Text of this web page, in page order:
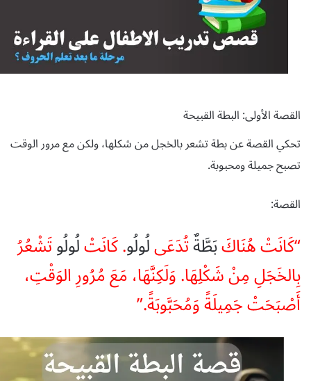
القصة الأولى: البطة القبيحة
تحكي القصة عن بطة تشعر بالخجل من شكلها، ولكن مع مرور الوقت
تصبح جميلة ومحبوبة.
القصة:
“كَانَتْ هُنَاكَبَطَّةٌتُدَعَىلُولُو. كَانَتْلُولُوتَشْعُرُ
بِالخَجَلِ مِنْ شَكْلِهَا. وَلَكِنَّهَا، مَعَ مُرُورِ الوَقْتِ،
أَصْبَحَتْ جَمِيلَةً وَمُحَبَّوبَةً.”